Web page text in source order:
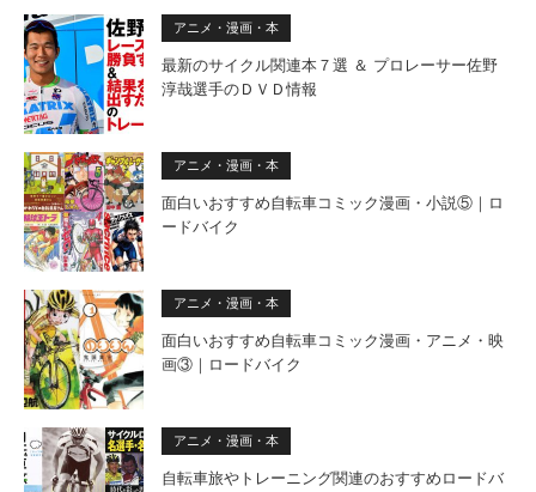
アニメ・漫画・本
最新のサイクル関連本７選 ＆ プロレーサー佐野
淳哉選手のＤＶＤ情報
アニメ・漫画・本
面白いおすすめ自転車コミック漫画・小説⑤｜ロ
ードバイク
アニメ・漫画・本
面白いおすすめ自転車コミック漫画・アニメ・映
画③｜ロードバイク
アニメ・漫画・本
自転車旅やトレーニング関連のおすすめロードバ